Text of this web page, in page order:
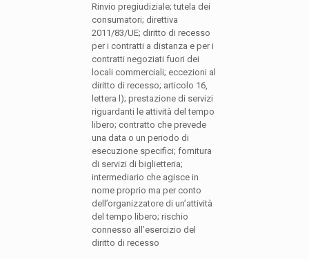
Rinvio pregiudiziale; tutela dei
consumatori; direttiva
2011/83/UE; diritto di recesso
per i contratti a distanza e per i
contratti negoziati fuori dei
locali commerciali; eccezioni al
diritto di recesso; articolo 16,
lettera l); prestazione di servizi
riguardanti le attività del tempo
libero; contratto che prevede
una data o un periodo di
esecuzione specifici; fornitura
di servizi di biglietteria;
intermediario che agisce in
nome proprio ma per conto
dell’organizzatore di un’attività
del tempo libero; rischio
connesso all’esercizio del
diritto di recesso